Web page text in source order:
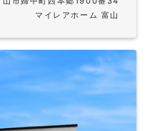
マイレアホーム 富山